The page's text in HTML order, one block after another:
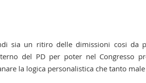
sia un ritiro delle dimissioni cosi da
del PD per poter nel Congresso
la logica personalistica che tanto